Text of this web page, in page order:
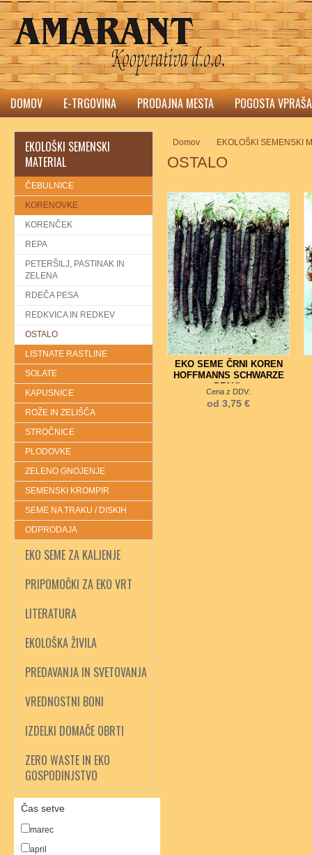
DOMOV E-TRGOVINA PRODAJNA MESTA POGOSTA
EKOLOŠKI SEMENSKI
MATERIAL
ČEBULNICE
KORENOVKE
KORENČEK
REPA
PETERŠILJ, PASTINAK IN
ZELENA
RDEČA PESA
REDKVICA IN REDKEV
OSTALO
LISTNATE RASTLINE
SOLATE
KAPUSNICE
ROŽE IN ZELIŠČA
STROČNICE
PLODOVKE
ZELENO GNOJENJE
SEMENSKI KROMPIR
SEME NA TRAKU / DISKIH
ODPRODAJA
EKO SEME ZA KALJENJE
PRIPOMOČKI ZA EKO VRT
LITERATURA
EKOLOŠKA ŽIVILA
PREDAVANJA IN SVETOVANJA
VREDNOSTNI BONI
IZDELKI DOMAČE OBRTI
ZERO WASTE IN EKO
GOSPODINJSTVO
Čas setve
marec
april
Domov EKOLOŠKI SEMENSKI
OSTALO
3
EKO SEME ČRNI KOREN
HOFFMANNS SCHWARZE
PFAHL
Cena z DDV:
od 3,75 €